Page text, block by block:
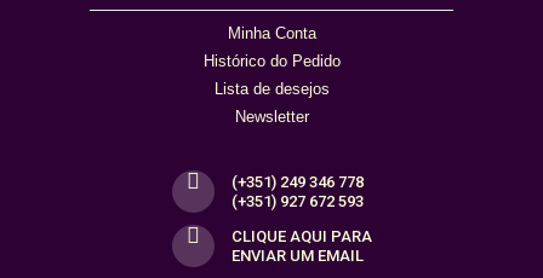
Minha Conta
Histórico do Pedido
Lista de desejos
Newsletter
(+351) 249 346 778
(+351) 927 672 593
CLIQUE AQUI PARA
ENVIAR UM EMAIL